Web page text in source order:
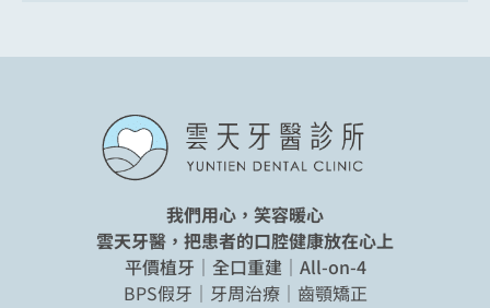
我們用心，笑容暖心
雲天牙醫，把患者的口腔健康放在心上
平價植牙｜全口重建｜All-on-4
BPS假牙｜牙周治療｜齒顎矯正